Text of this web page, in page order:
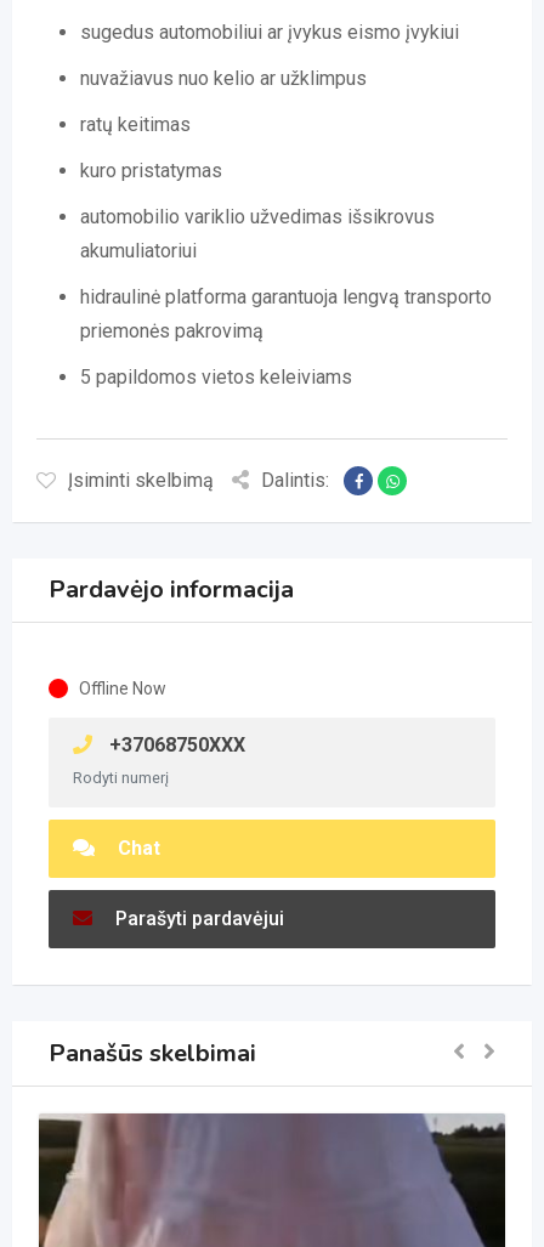
sugedus automobiliui ar įvykus eismo įvykiui
nuvažiavus nuo kelio ar užklimpus
ratų keitimas
kuro pristatymas
automobilio variklio užvedimas išsikrovus
akumuliatoriui
hidraulinė platforma garantuoja lengvą transporto
priemonės pakrovimą
5 papildomos vietos keleiviams
Įsiminti skelbimą Dalintis:
Pardavėjo informacija
Offline Now
+37068750XXX
Rodyti numerį
Chat
Parašyti pardavėjui
Panašūs skelbimai